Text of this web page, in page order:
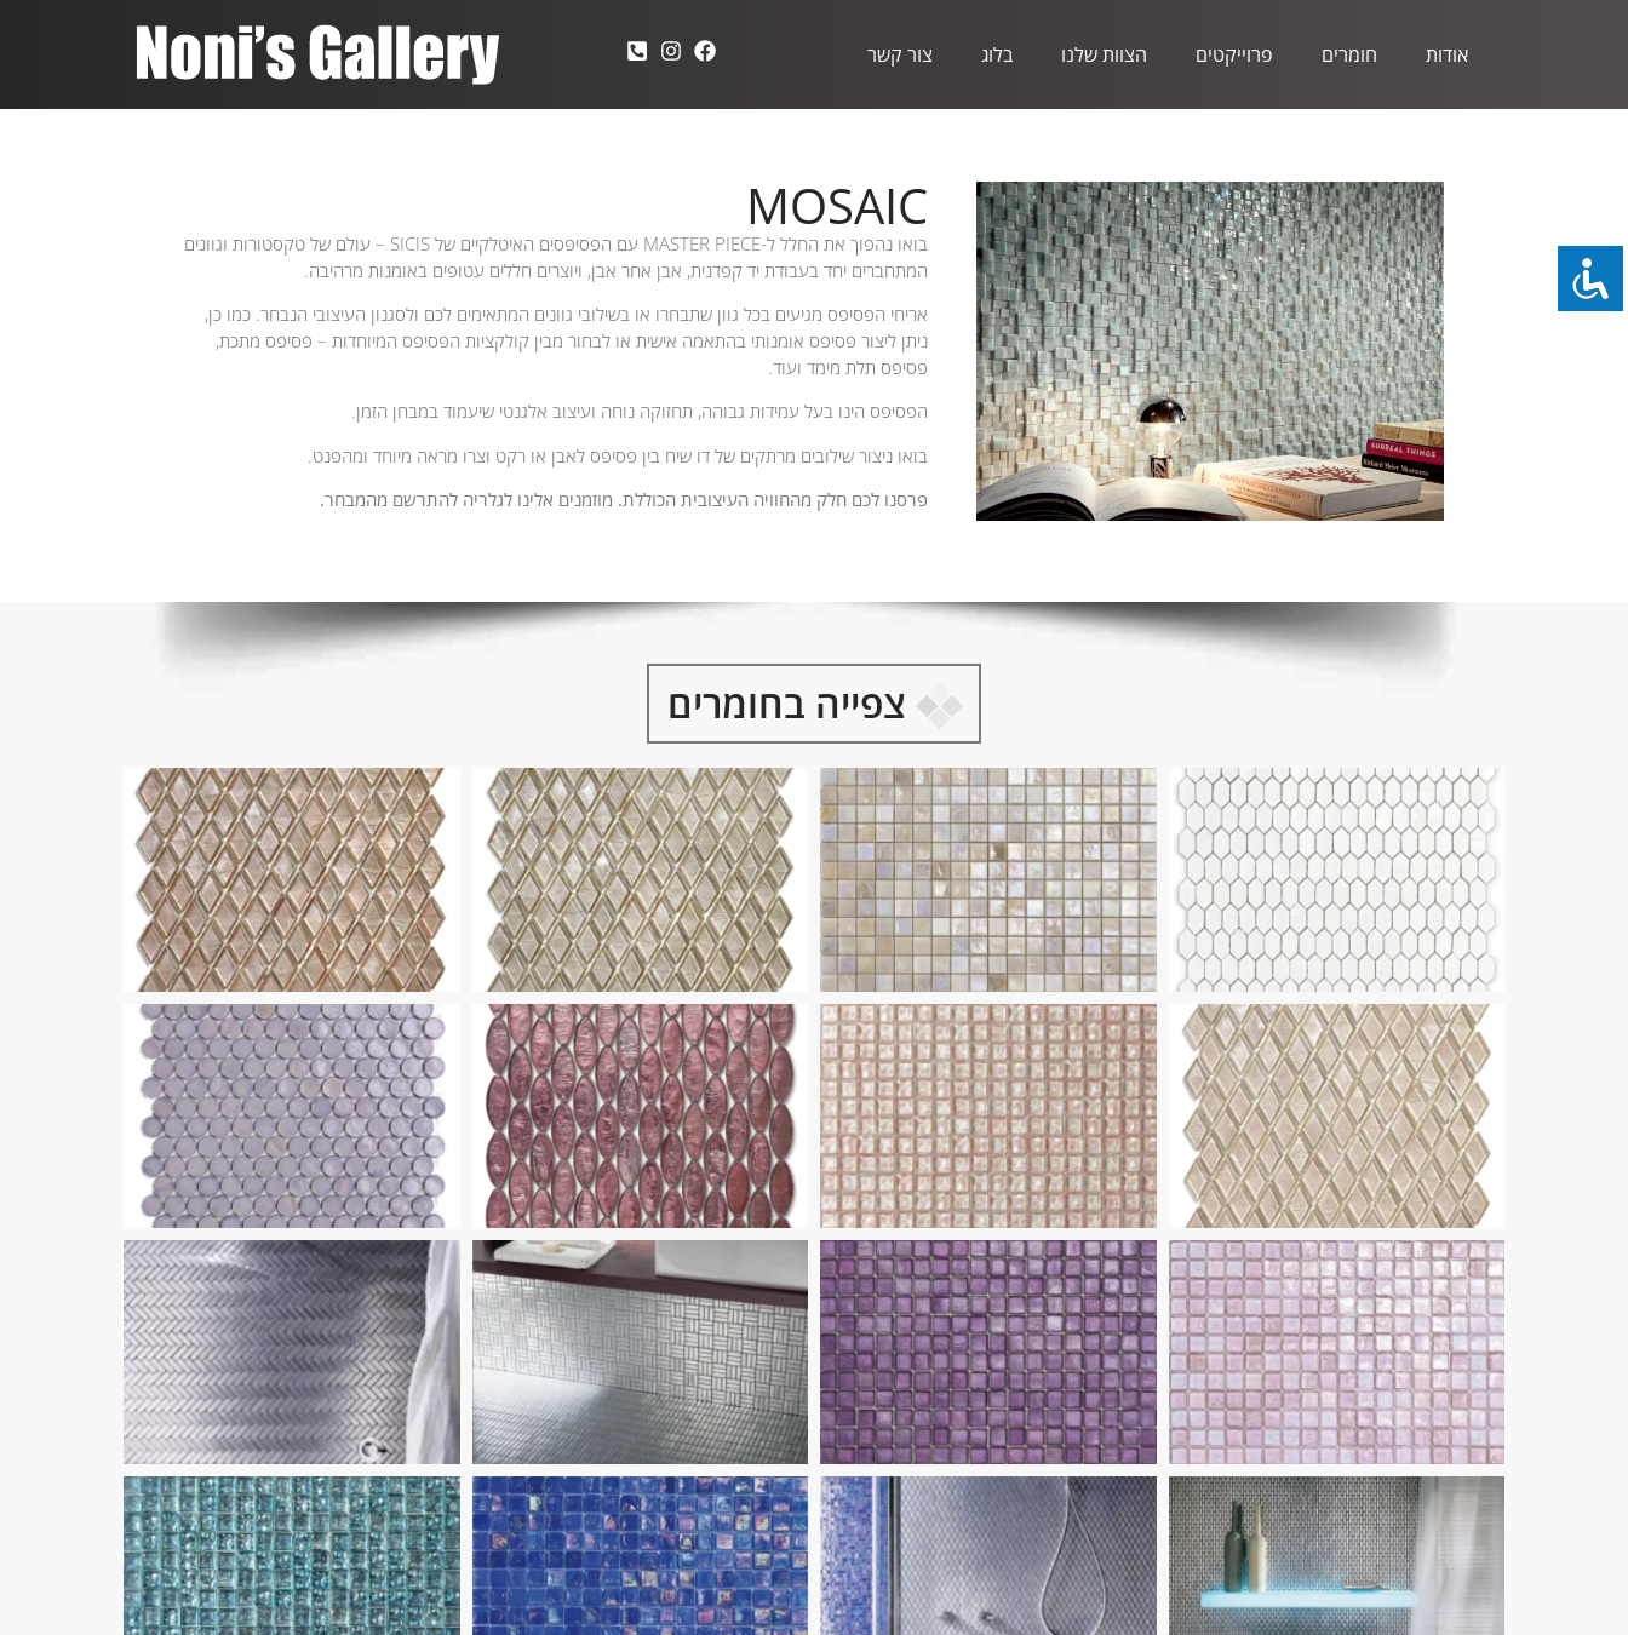
אודות חומרים פרוייקטים הצוות שלנו בלוג צור קשר
MOSAIC
בואו נהפוך את החלל ל-MASTER PIECE עם הפסיפסים האיטלקיים של SICIS – עולם של טקסטורות וגוונים
המתחברים יחד בעבודת יד קפדנית, אבן אחר אבן, ויוצרים חללים עטופים באומנות מרהיבה.
אריחי הפסיפס מגיעים בכל גוון שתבחרו או בשילובי גוונים המתאימים לכם ולסגנון העיצובי הנבחר. כמו כן,
ניתן ליצור פסיפס אומנותי בהתאמה אישית או לבחור מבין קולקציות הפסיפס המיוחדות – פסיפס מתכת,
פסיפס תלת מימד ועוד.
הפסיפס הינו בעל עמידות גבוהה, תחזוקה נוחה ועיצוב אלגנטי שיעמוד במבחן הזמן.
בואו ניצור שילובים מרתקים של דו שיח בין פסיפס לאבן או רקט וצרו מראה מיוחד ומהפנט.
פרסנו לכם חלק מהחוויה העיצובית הכוללת. מוזמנים אלינו לגלריה להתרשם מהמבחר.
צפייה בחומרים